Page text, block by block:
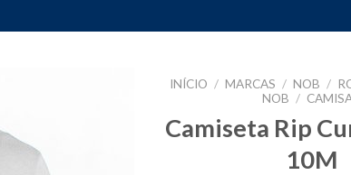
INÍCIO / MARCAS / NOB /
NOB /
Camiseta Rip
10M